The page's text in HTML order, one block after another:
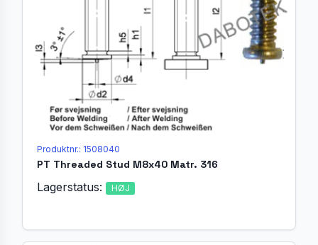
Produktnr.: 1508040
PT Threaded Stud M8x40 Matr. 316
Lagerstatus: HØJ